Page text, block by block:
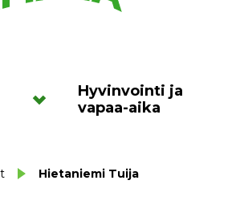
Hyvinvointi ja
vapaa-aika
Hietaniemi Tuija